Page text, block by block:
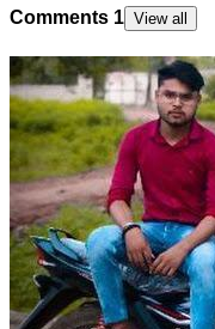
Comments 1 View all